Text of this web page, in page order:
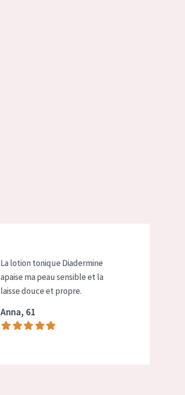
La lotion tonique Diadermine
apaise ma peau sensible et la
laisse douce et propre.
Anna, 61